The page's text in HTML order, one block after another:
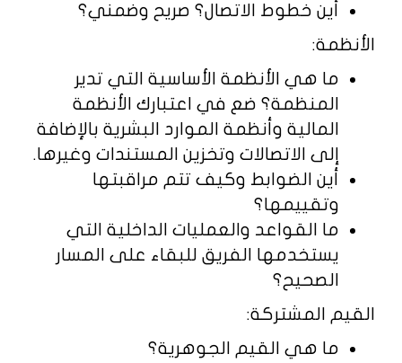
أين خطوط الاتصال؟ صريح وضمني؟
الأنظمة:
ما هي الأنظمة الأساسية التي تدير
المنظمة؟ ضع في اعتبارك الأنظمة
المالية وأنظمة الموارد البشرية بالإضافة
إلى الاتصالات وتخزين المستندات وغيرها.
أين الضوابط وكيف تتم مراقبتها
وتقييمها؟
ما القواعد والعمليات الداخلية التي
يستخدمها الفريق للبقاء على المسار
الصحيح؟
القيم المشتركة:
ما هي القيم الجوهرية؟